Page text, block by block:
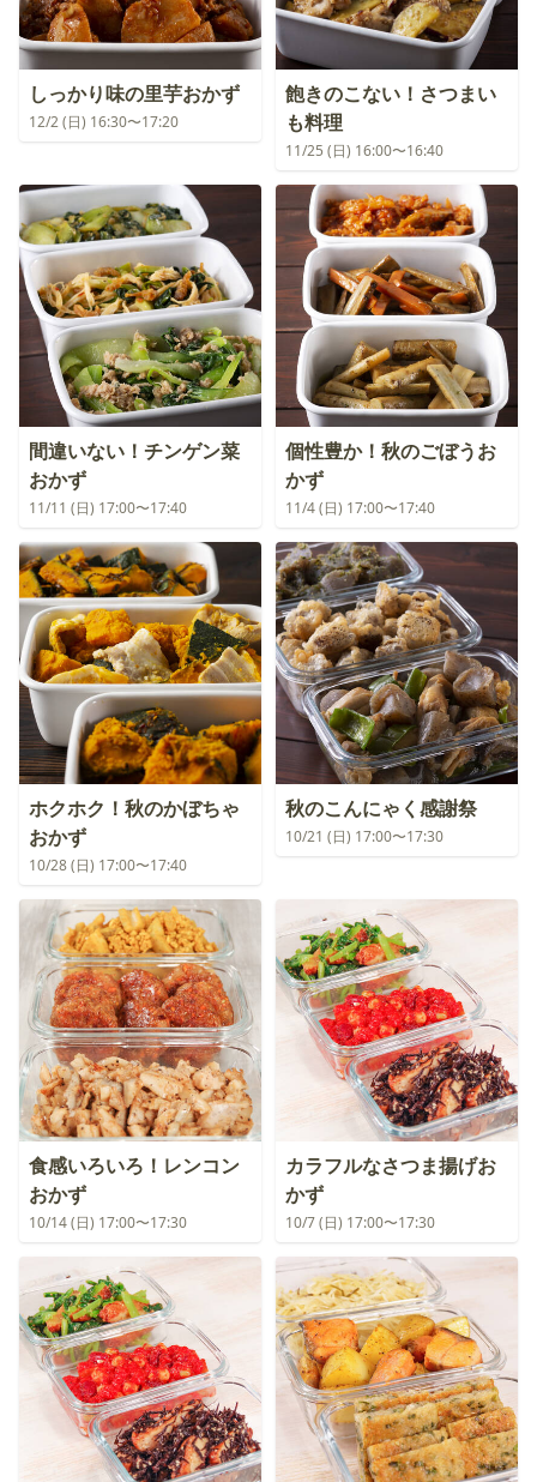
しっかり味の里芋おかず
12/2 (日) 16:30〜17:20
飽きのこない！さつまい
も料理
11/25 (日) 16:00〜16:40
間違いない！チンゲン菜
おかず
11/11 (日) 17:00〜17:40
個性豊か！秋のごぼうお
かず
11/4 (日) 17:00〜17:40
ホクホク！秋のかぼちゃ
おかず
10/28 (日) 17:00〜17:40
秋のこんにゃく感謝祭
10/21 (日) 17:00〜17:30
食感いろいろ！レンコン
おかず
10/14 (日) 17:00〜17:30
カラフルなさつま揚げお
かず
10/7 (日) 17:00〜17:30